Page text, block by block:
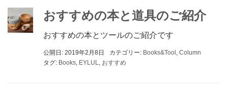
おすすめの本と道具のご紹介
おすすめの本とツールのご紹介です
公開日: 2019年2月8日 カテゴリー: Books&Tool , Column
タグ: Books, EYLUL, おすすめ